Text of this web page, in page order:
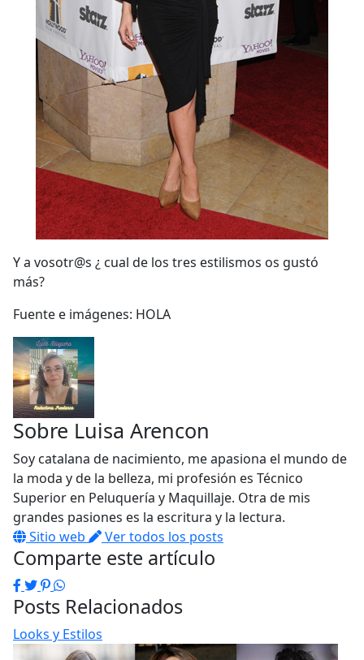
Y a vosotr@s ¿ cual de los tres estilismos os gustó
más?
Fuente e imágenes: HOLA
Sobre Luisa Arencon
Soy catalana de nacimiento, me apasiona el mundo de
la moda y de la belleza, mi profesión es Técnico
Superior en Peluquería y Maquillaje. Otra de mis
grandes pasiones es la escritura y la lectura.
Sitio web
Ver todos los posts
Comparte este artículo
Facebook
Twitter
Pinterest
WhatsApp
Posts Relacionados
Looks y Estilos